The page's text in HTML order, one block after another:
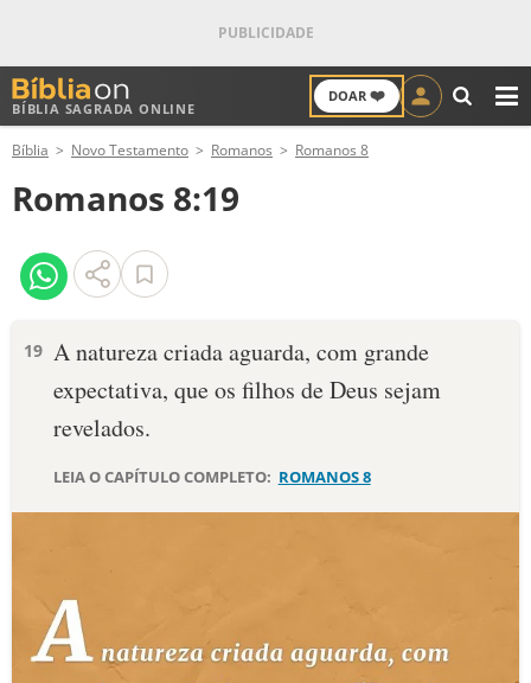
BÍBLIA SAGRADA ONLINE
DOAR ❤️
ANTIGO TESTAMENTO
NOVO TESTAMENTO
VERSÍCULOS
PALAVRA DO DIA
DEVOCIONAL DIÁRIO
ESTUDOS BÍBLICOS
Bíblia Novo Testamento Romanos Romanos 8
Romanos 8:19
19 A natureza criada aguarda, com grande
expectativa, que os filhos de Deus sejam
revelados.
LEIA O CAPÍTULO COMPLETO: ROMANOS 8